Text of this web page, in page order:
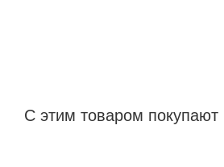
С этим товаром покупают